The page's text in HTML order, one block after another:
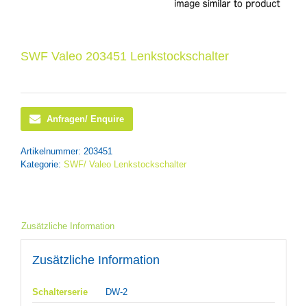
SWF Valeo 203451 Lenkstockschalter
Anfragen/ Enquire
Artikelnummer: 203451
Kategorie: SWF/ Valeo Lenkstockschalter
Zusätzliche Information
Zusätzliche Information
Schalterserie
DW-2